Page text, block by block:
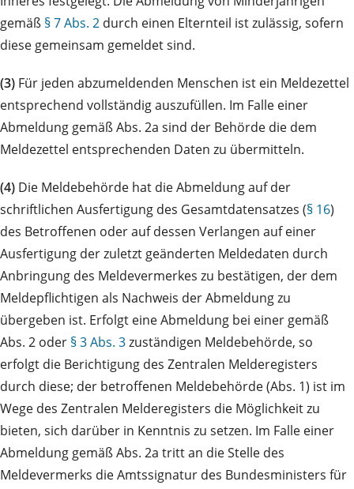
gemäß § 7 Abs. 2 durch einen Elternteil ist zulässig, sofern
diese gemeinsam gemeldet sind.
(3) Für jeden abzumeldenden Menschen ist ein Meldezettel
entsprechend vollständig auszufüllen. Im Falle einer
Abmeldung gemäß Abs. 2a sind der Behörde die dem
Meldezettel entsprechenden Daten zu übermitteln.
(4) Die Meldebehörde hat die Abmeldung auf der
schriftlichen Ausfertigung des Gesamtdatensatzes (§ 16)
des Betroffenen oder auf dessen Verlangen auf einer
Ausfertigung der zuletzt geänderten Meldedaten durch
Anbringung des Meldevermerkes zu bestätigen, der dem
Meldepflichtigen als Nachweis der Abmeldung zu
übergeben ist. Erfolgt eine Abmeldung bei einer gemäß
Abs. 2 oder § 3 Abs. 3zuständigen Meldebehörde, so
erfolgt die Berichtigung des Zentralen Melderegisters
durch diese; der betroffenen Meldebehörde (Abs. 1) ist im
Wege des Zentralen Melderegisters die Möglichkeit zu
bieten, sich darüber in Kenntnis zu setzen. Im Falle einer
Abmeldung gemäß Abs. 2a tritt an die Stelle des
Meldevermerks die Amtssignatur des Bundesministers für